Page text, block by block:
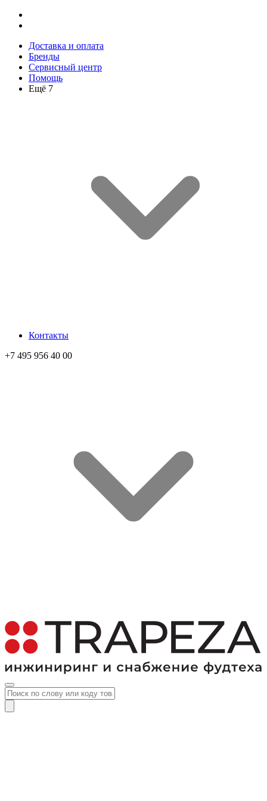
Доставка и оплата
Бренды
Сервисный центр
Помощь
Ещё 7
Контакты
+7 495 956 40 00